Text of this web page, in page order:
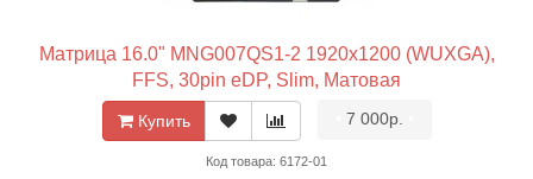
Матрица 16.0" MNG007QS1-2 1920x1200 (WUXGA),
FFS, 30pin eDP, Slim, Матовая
Купить 7 000р.
Код товара: 6172-01